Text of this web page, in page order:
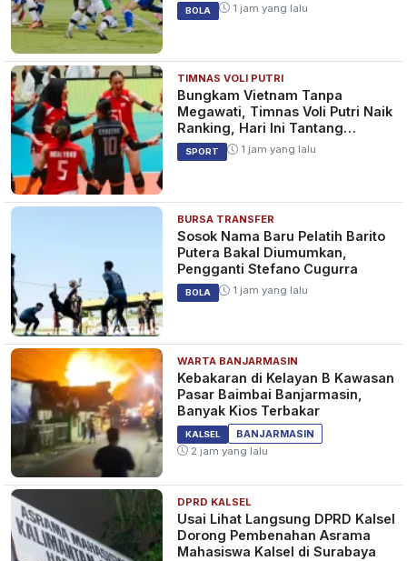
BOLA 1 jam yang lalu
TIMNAS VOLI PUTRI
Bungkam Vietnam Tanpa
Megawati, Timnas Voli Putri Naik
Ranking, Hari Ini Tantang
Thailand
SPORT 1 jam yang lalu
BURSA TRANSFER
Sosok Nama Baru Pelatih Barito
Putera Bakal Diumumkan,
Pengganti Stefano Cugurra
BOLA 1 jam yang lalu
WARTA BANJARMASIN
Kebakaran di Kelayan B Kawasan
Pasar Baimbai Banjarmasin,
Banyak Kios Terbakar
KALSEL
BANJARMASIN
2 jam yang lalu
DPRD KALSEL
Usai Lihat Langsung DPRD Kalsel
Dorong Pembenahan Asrama
Mahasiswa Kalsel di Surabaya